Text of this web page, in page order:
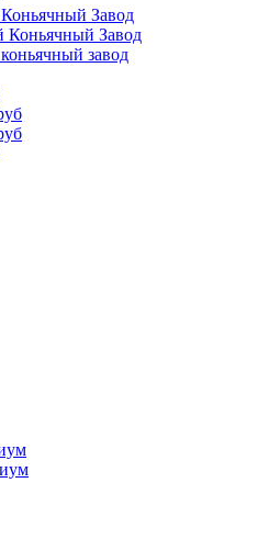
Завод
Коньячный Завод
завод